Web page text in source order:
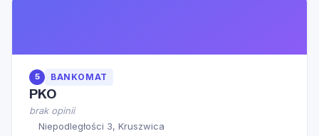
5 BANKOMAT
PKO
brak opinii
Niepodległości 3, Kruszwica